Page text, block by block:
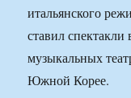
итальянского
ставил
музыкальных
Южной Корее.